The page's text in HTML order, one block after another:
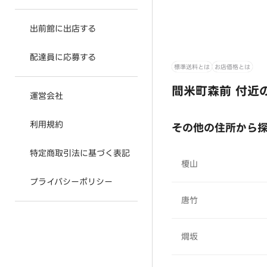
出前館に出店する
配達員に応募する
運営会社
利用規約
特定商取引法に基づく表記
プライバシーポリシー
標準送料とは お店価格とは
間米町森前 付近
その他の住所から
榎山
唐竹
燗坂